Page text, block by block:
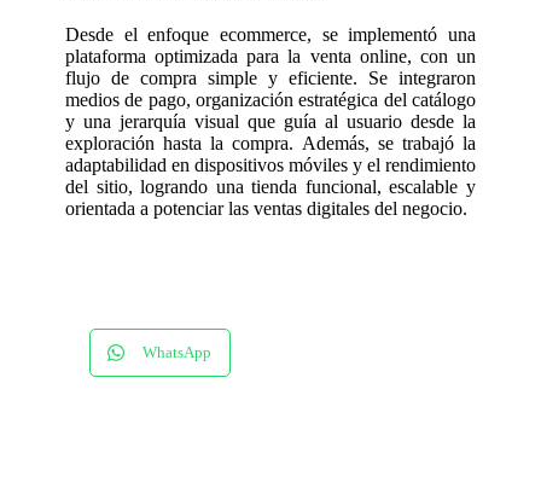
Desde el enfoque ecommerce, se implementó una
plataforma optimizada para la venta online, con un
flujo de compra simple y eficiente. Se integraron
medios de pago, organización estratégica del catálogo
y una jerarquía visual que guía al usuario desde la
exploración hasta la compra. Además, se trabajó la
adaptabilidad en dispositivos móviles y el rendimiento
del sitio, logrando una tienda funcional, escalable y
orientada a potenciar las ventas digitales del negocio.
WhatsApp